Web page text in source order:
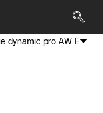
dynamic pro AW E